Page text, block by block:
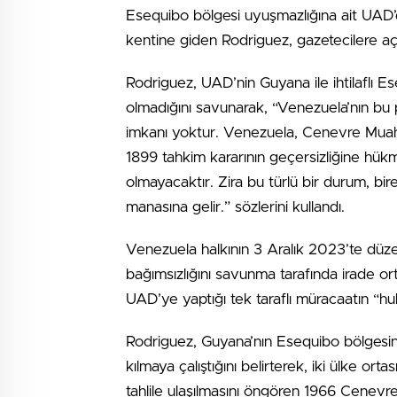
Esequibo bölgesi uyuşmazlığına ait
kentine giden Rodriguez, gazetecilere
Rodriguez, UAD’nin Guyana ile ihtilaflı
olmadığını savunarak, “Venezuela’nın
imkanı yoktur. Venezuela, Cenevre
1899 tahkim kararının geçersizliğine
olmayacaktır. Zira bu türlü bir durum,
manasına gelir.” sözlerini kullandı.
Venezuela halkının 3 Aralık 2023’te
bağımsızlığını savunma tarafında irade
UAD’ye yaptığı tek taraflı müracaatın
Rodriguez, Guyana’nın Esequibo
kılmaya çalıştığını belirterek, iki ülke
tahlile ulaşılmasını öngören 1966